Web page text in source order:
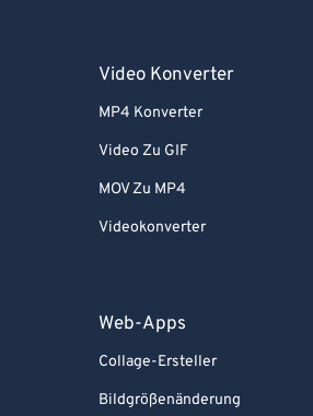
Video Konverter
MP4 Konverter
Video Zu GIF
MOV Zu MP4
Videokonverter
Web-Apps
Collage-Ersteller
Bildgrößenänderung